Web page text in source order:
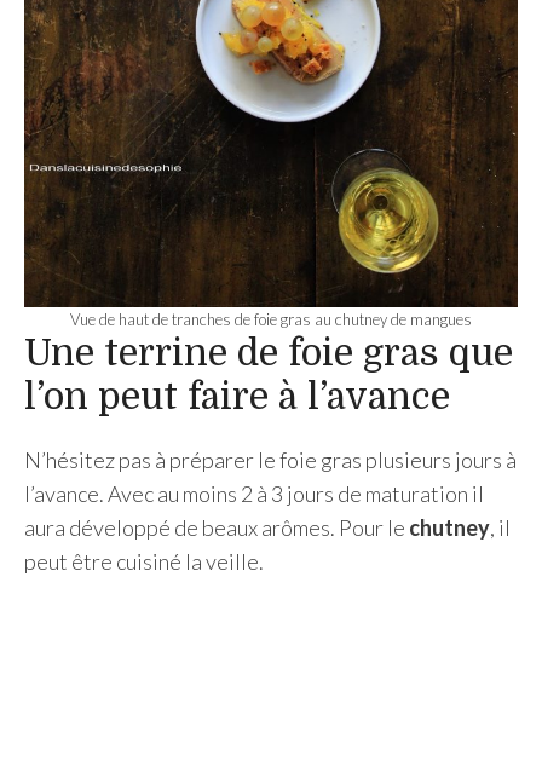
Vue de haut de tranches de foie gras au chutney de mangues
Une terrine de foie gras que
l’on peut faire à l’avance
N’hésitez pas à préparer le foie gras plusieurs jours à
l’avance. Avec au moins 2 à 3 jours de maturation il
aura développé de beaux arômes. Pour le chutney, il
peut être cuisiné la veille.